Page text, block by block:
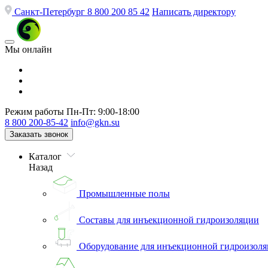
Санкт-Петербург 8 800 200 85 42 Написать директору
Мы онлайн
Режим работы Пн-Пт: 9:00-18:00
8 800 200-85-42 info@gkn.su
Заказать звонок
Каталог
Назад
Промышленные полы
Составы для инъекционной гидроизоляции
Оборудование для инъекционной